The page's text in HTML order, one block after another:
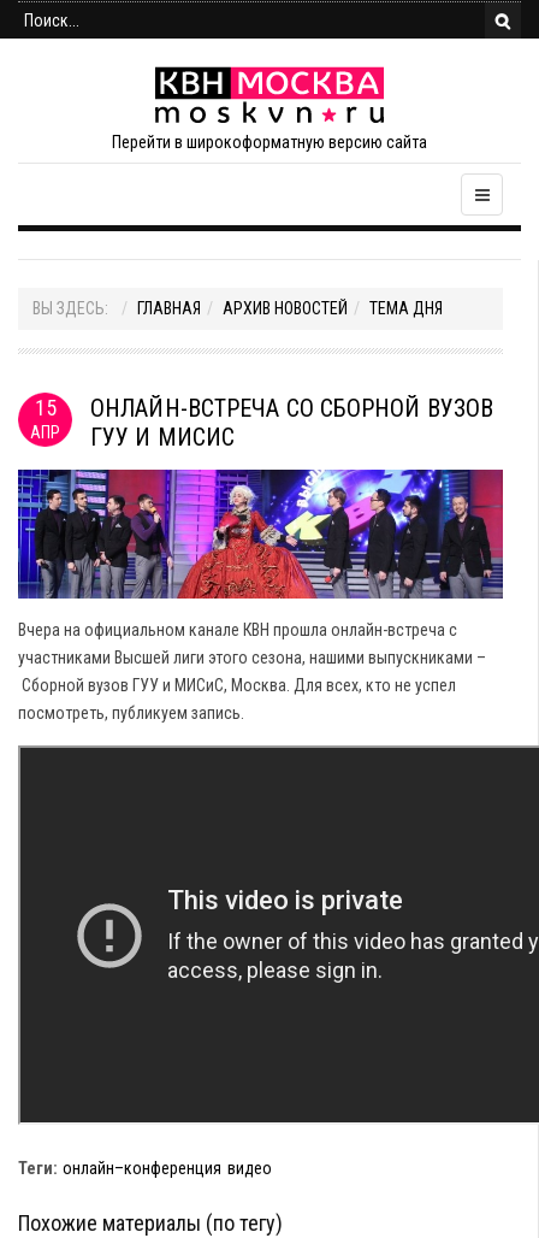
Перейти в широкоформатную версию сайта
ВЫ ЗДЕСЬ: ГЛАВНАЯ АРХИВ НОВОСТЕЙ ТЕМА ДНЯ
15
АПР
ОНЛАЙН-ВСТРЕЧА СО СБОРНОЙ ВУЗОВ
ГУУ И МИСИС
Вчера на официальном канале КВН прошла онлайн-встреча с
участниками Высшей лиги этого сезона, нашими выпускниками –
Сборной вузов ГУУ и МИСиС, Москва. Для всех, кто не успел
посмотреть, публикуем запись.
Теги: онлайн–конференция видео
Похожие материалы (по тегу)